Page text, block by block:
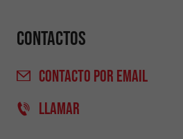
Contactos
CONTACTO POR EMAIL
LLAMAR